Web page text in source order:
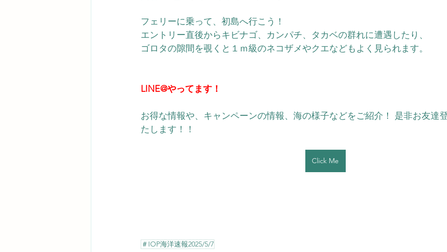
フェリーに乗って、初島へ行こう！
​エントリー直後からキビナゴ、カンパチ、タカベの群れに遭遇したり、
ゴロタの隙間を覗くと１ｍ級のネコザメやクエなどもよく見られます。
LINE@やってます！
お得な情報や、キャンペーンの情報、海の様子などをご紹介！ 是非お友達
たします！！
Click Me
＃IOP海洋速報2025/5/7